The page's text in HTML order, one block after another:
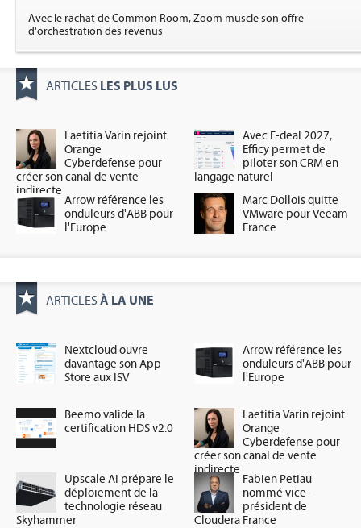
Avec le rachat de Common Room, Zoom muscle son offre
d'orchestration des revenus
ARTICLES LES PLUS LUS
Laetitia Varin rejoint
Orange
Cyberdefense pour
créer son canal de vente
indirecte
Avec E-deal 2027,
Efficy permet de
piloter son CRM en
langage naturel
Arrow référence les
onduleurs d'ABB pour
l'Europe
Marc Dollois quitte
VMware pour Veeam
France
ARTICLES À LA UNE
Nextcloud ouvre
davantage son App
Store aux ISV
Arrow référence les
onduleurs d'ABB pour
l'Europe
Beemo valide la
certification HDS v2.0
Laetitia Varin rejoint
Orange
Cyberdefense pour
créer son canal de vente
indirecte
Upscale AI prépare le
déploiement de la
technologie réseau
Skyhammer
Fabien Petiau
nommé vice-
président de
Cloudera France